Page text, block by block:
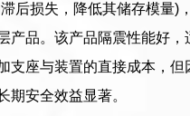
后损失，降低其储存模量
品。该产品隔震性能好
支座与装置的直接成本，
期安全效益显著。